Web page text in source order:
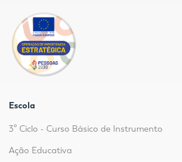
Escola
3º Ciclo - Curso Básico de Instrumento
Ação Educativa